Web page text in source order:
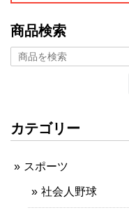
商品検索
カテゴリー
スポーツ
社会人野球